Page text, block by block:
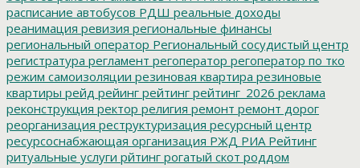
расписание автобусов РДШ реальные доходы
реанимация ревизия региональные финансы
региональный оператор Региональный сосудистый центр
регистратура регламент регоператор регоператор по тко
режим самоизоляции резиновая квартира резиновые
квартиры рейд рейинг рейтинг рейтинг_2026 реклама
реконструкция ректор религия ремонт ремонт дорог
реорганизация реструктуризация ресурсный центр
ресурсоснабжающая организация РЖД РИА Рейтинг
ритуальные услуги рйтинг рогатый скот роддом